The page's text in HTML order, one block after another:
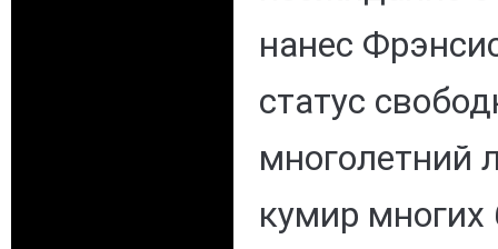
нанес
статус
многолетний
кумир